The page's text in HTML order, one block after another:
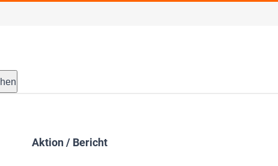
Aktion / Bericht